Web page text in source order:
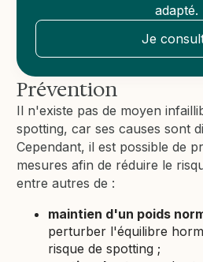
adapté.
Je
Prévention
Il n'existe pas de moyen
spotting, car ses causes sont
Cependant, il est possible de
mesures afin de réduire le
entre autres de :
maintien d'un poids
perturber l'équilibre
risque de spotting ;